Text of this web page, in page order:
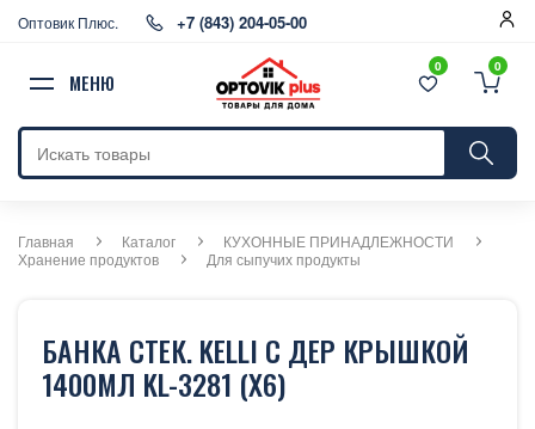
Оптовик Плюс. +7 (843) 204-05-00
МЕНЮ
0 0
Главная Каталог
КУХОННЫЕ ПРИНАДЛЕЖНОСТИ
Хранение продуктов
Для сыпучих продукты
БАНКА СТЕК. KELLI С ДЕР КРЫШКОЙ
1400МЛ KL-3281 (Х6)